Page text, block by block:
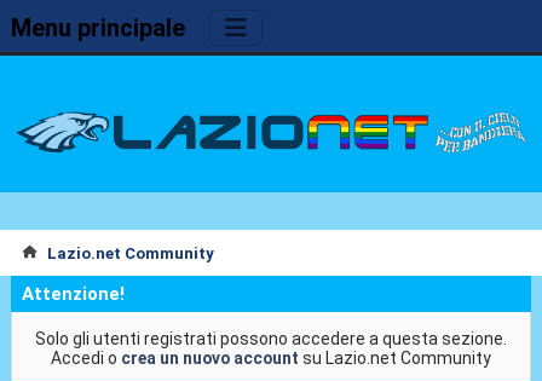
Menu principale
Lazio.net Community
Attenzione!
Solo gli utenti registrati possono accedere a questa sezione.
Accedi o crea un nuovo account su Lazio.net Community